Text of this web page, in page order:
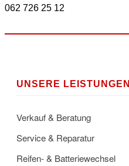
062 726 25 12
UNSERE LEISTUNGEN
Verkauf & Beratung
Service & Reparatur
Reifen- & Batteriewechsel